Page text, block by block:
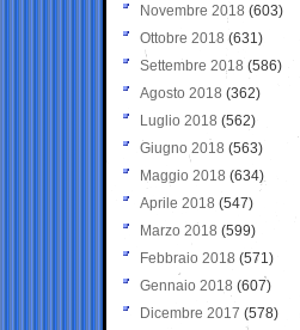
Novembre 2018 (603)
Ottobre 2018 (631)
Settembre 2018 (586)
Agosto 2018 (362)
Luglio 2018 (562)
Giugno 2018 (563)
Maggio 2018 (634)
Aprile 2018 (547)
Marzo 2018 (599)
Febbraio 2018 (571)
Gennaio 2018 (607)
Dicembre 2017 (578)